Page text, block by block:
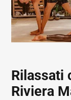
Rilassati
Riviera